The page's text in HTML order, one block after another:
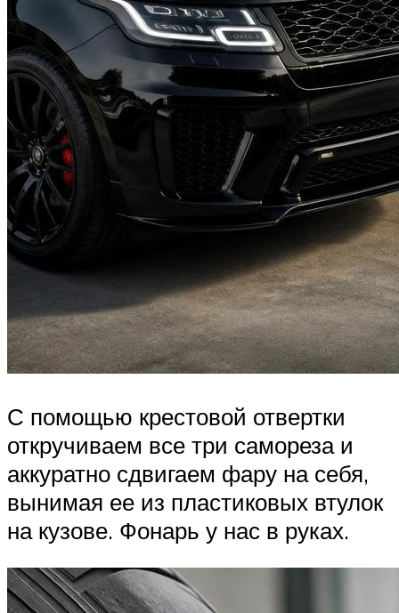
С помощью крестовой отвертки
откручиваем все три самореза и
аккуратно сдвигаем фару на себя,
вынимая ее из пластиковых втулок
на кузове. Фонарь у нас в руках.